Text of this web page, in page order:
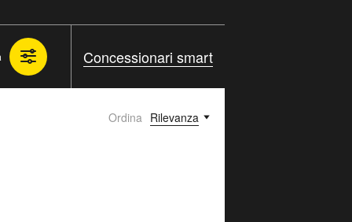
Concessionari smart
Ordina Rilevanza